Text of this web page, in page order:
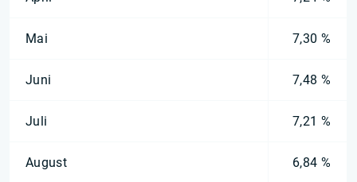
Mai 7,30 %
Juni 7,48 %
Juli 7,21 %
August 6,84 %